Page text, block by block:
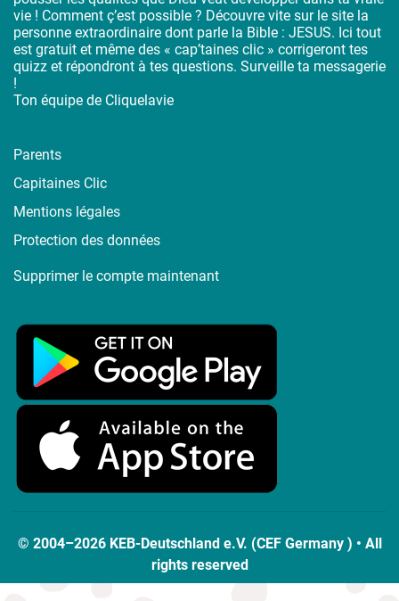
vie ! Comment ç’est possible ? Découvre vite sur le site la
personne extraordinaire dont parle la Bible : JESUS. Ici tout
est gratuit et même des « cap’taines clic » corrigeront tes
quizz et répondront à tes questions. Surveille ta messagerie
!
Ton équipe de Cliquelavie
Parents
Capitaines Clic
Mentions légales
Protection des données
Supprimer le compte maintenant
© 2004–2026 KEB-Deutschland e.V. (CEF Germany ) • All
rights reserved